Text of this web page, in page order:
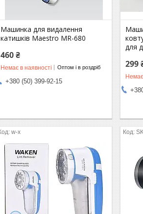
Машинка для видалення
катишків Maestro MR-680
460 ₴
Немає в наявності Оптом і в роздріб
+380 (50) 399-92-15
для
299
w-x